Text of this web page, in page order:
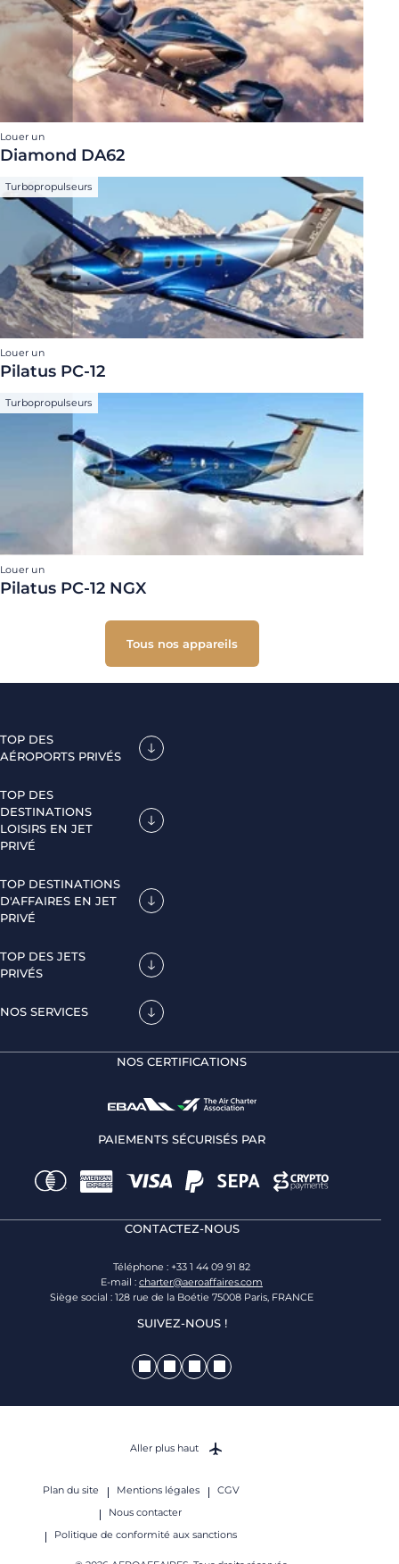
Louer un
Diamond DA62
Turbopropulseurs
Louer un
Pilatus PC-12
Turbopropulseurs
Louer un
Pilatus PC-12 NGX
Tous nos appareils
TOP DES
AÉROPORTS PRIVÉS
TOP DES
DESTINATIONS
LOISIRS EN JET
PRIVÉ
TOP DESTINATIONS
D'AFFAIRES EN JET
PRIVÉ
TOP DES JETS
PRIVÉS
NOS SERVICES
NOS CERTIFICATIONS
PAIEMENTS SÉCURISÉS PAR
CONTACTEZ-NOUS
Téléphone : +33 1 44 09 91 82
E-mail : charter@aeroaffaires.com
Siège social : 128 rue de la Boétie 75008 Paris, FRANCE
SUIVEZ-NOUS !
Plan du site Mentions légales
CGV
Nous contacter
Politique de conformité aux sanctions
Aller plus haut